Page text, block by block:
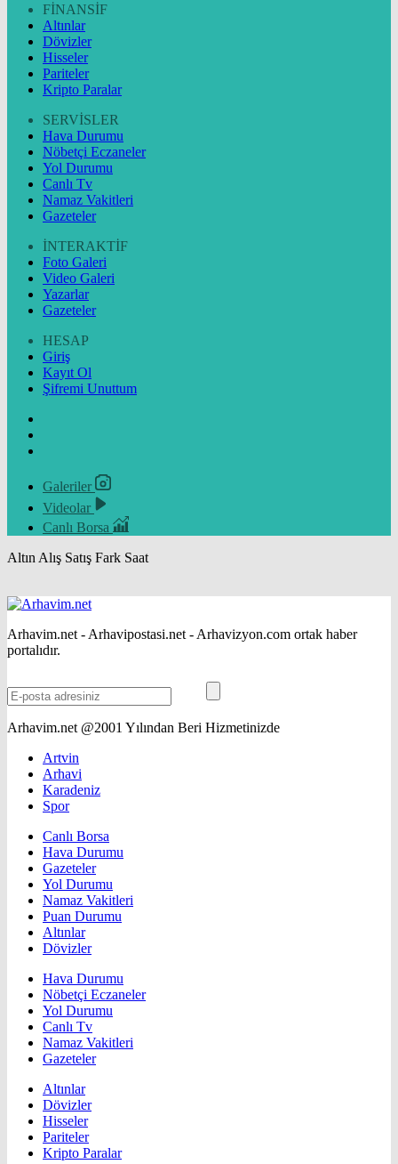
FİNANSİF
Altınlar
Dövizler
Hisseler
Pariteler
Kripto Paralar
SERVİSLER
Hava Durumu
Nöbetçi Eczaneler
Yol Durumu
Canlı Tv
Namaz Vakitleri
Gazeteler
İNTERAKTİF
Foto Galeri
Video Galeri
Yazarlar
Gazeteler
HESAP
Giriş
Kayıt Ol
Şifremi Unuttum
Galeriler
Videolar
Canlı Borsa
Altın Alış Satış Fark Saat
Arhavim.net - Arhavipostasi.net - Arhavizyon.com ortak haber
portalıdır.
Arhavim.net @2001 Yılından Beri Hizmetinizde
Artvin
Arhavi
Karadeniz
Spor
Canlı Borsa
Hava Durumu
Gazeteler
Yol Durumu
Namaz Vakitleri
Puan Durumu
Altınlar
Dövizler
Hava Durumu
Nöbetçi Eczaneler
Yol Durumu
Canlı Tv
Namaz Vakitleri
Gazeteler
Altınlar
Dövizler
Hisseler
Pariteler
Kripto Paralar